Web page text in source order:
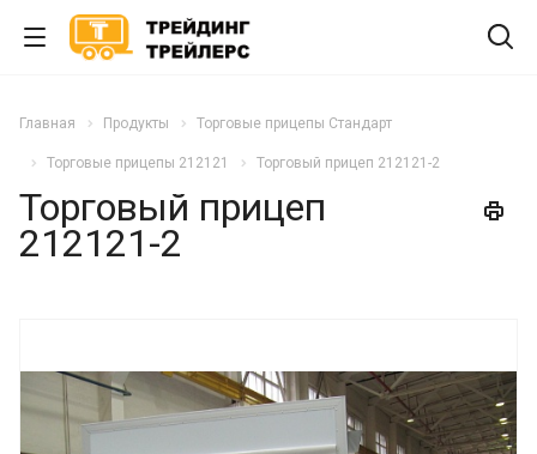
Главная Продукты Торговые прицепы Стандарт
Торговые прицепы 212121 Торговый прицеп 212121-2
Торговый прицеп
212121-2